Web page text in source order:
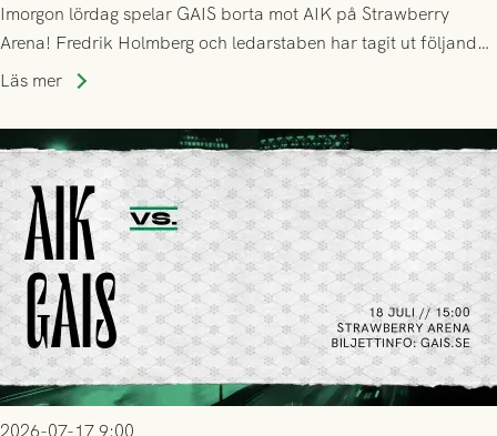
Imorgon lördag spelar GAIS borta mot AIK på Strawberry
Arena! Fredrik Holmberg och ledarstaben har tagit ut följande
trupp till matchen:
Läs mer
2026-07-17 9:00